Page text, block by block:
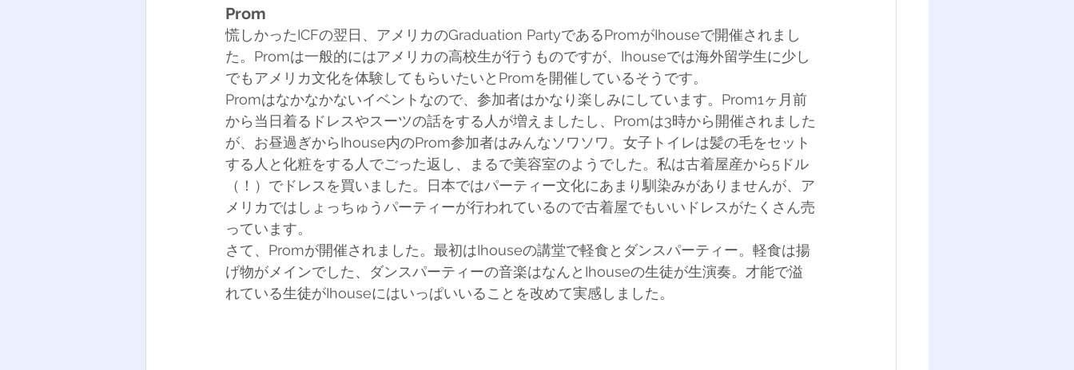
Prom
慌しかったICFの翌日、アメリカのGraduation PartyであるPromがIhouseで開催されまし
た。Promは一般的にはアメリカの高校生が行うものですが、Ihouseでは海外留学生に少し
でもアメリカ文化を体験してもらいたいとPromを開催しているそうです。
Promはなかなかないイベントなので、参加者はかなり楽しみにしています。Prom1ヶ月前
から当日着るドレスやスーツの話をする人が増えましたし、Promは3時から開催されました
が、お昼過ぎからIhouse内のProm参加者はみんなソワソワ。女子トイレは髪の毛をセット
する人と化粧をする人でごった返し、まるで美容室のようでした。私は古着屋産から5ドル
（！）でドレスを買いました。日本ではパーティー文化にあまり馴染みがありませんが、ア
メリカではしょっちゅうパーティーが行われているので古着屋でもいいドレスがたくさん売
っています。
さて、Promが開催されました。最初はIhouseの講堂で軽食とダンスパーティー。軽食は揚
げ物がメインでした、ダンスパーティーの音楽はなんとIhouseの生徒が生演奏。才能で溢
れている生徒がIhouseにはいっぱいいることを改めて実感しました。